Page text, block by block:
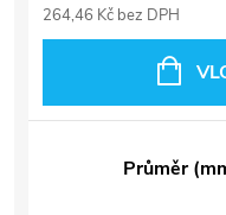
264,46 Kč bez DPH
Průměr